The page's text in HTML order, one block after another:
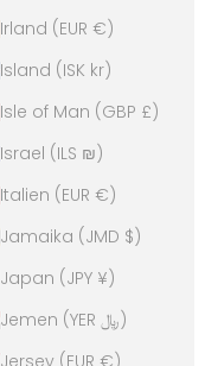
Irland (EUR €)
Island (ISK kr)
Isle of Man (GBP £)
Israel (ILS ₪)
Italien (EUR €)
Jamaika (JMD $)
Japan (JPY ¥)
Jemen (YER ﷼)
Jersey (EUR €)